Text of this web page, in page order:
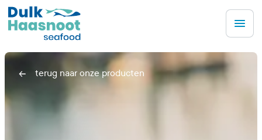
terug naar onze producten